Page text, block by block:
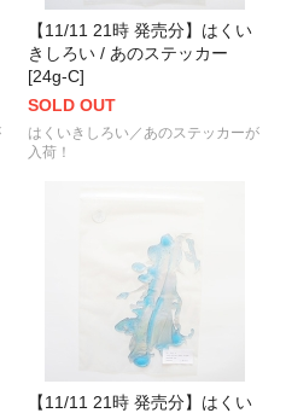
【11/11 21時 発売分】はくい
きしろい / あのステッカー
[24g-C]
SOLD OUT
はくいきしろい／あのステッカーが
入荷！
【11/11 21時 発売分】はくい